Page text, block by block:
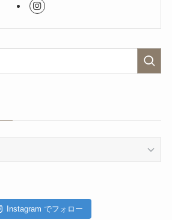
Instagram でフォロー